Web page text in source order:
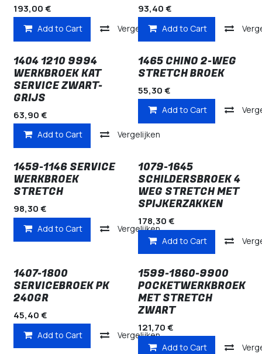
193,00€
Add to Cart Vergelijken
93,40€
Add to Cart
1404 1210 9994
WERKBROEK KAT
SERVICE ZWART-
GRIJS
63,90€
Add to Cart Vergelijken
1465 CHINO 2-WEG
STRETCH BROEK
55,30€
Add to Cart
1459-1146 SERVICE
WERKBROEK
STRETCH
98,30€
Add to Cart Vergelijken
1079-1645
SCHILDERSBROEK 4
WEG STRETCH MET
SPIJKERZAKKEN
178,30€
Add to Cart
1407-1800
SERVICEBROEK PK
240GR
45,40€
Add to Cart Vergelijken
1599-1860-9900
POCKETWERKBROEK
MET STRETCH
ZWART
121,70€
Add to Cart